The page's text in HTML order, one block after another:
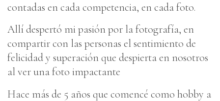
contadas en cada competencia, en cada foto.
Allí despertó mi pasión por la fotografía, en
compartir con las personas el sentimiento de
felicidad y superación que despierta en nosotros
al ver una foto impactante
Hace más de 5 años que comencé como hobby a